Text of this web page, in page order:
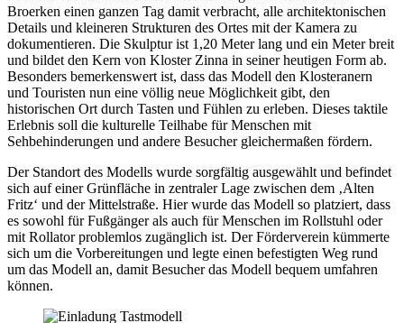
Broerken einen ganzen Tag damit verbracht, alle architektonischen
Details und kleineren Strukturen des Ortes mit der Kamera zu
dokumentieren. Die Skulptur ist 1,20 Meter lang und ein Meter breit
und bildet den Kern von Kloster Zinna in seiner heutigen Form ab.
Besonders bemerkenswert ist, dass das Modell den Klosteranern
und Touristen nun eine völlig neue Möglichkeit gibt, den
historischen Ort durch Tasten und Fühlen zu erleben. Dieses taktile
Erlebnis soll die kulturelle Teilhabe für Menschen mit
Sehbehinderungen und andere Besucher gleichermaßen fördern.
Der Standort des Modells wurde sorgfältig ausgewählt und befindet
sich auf einer Grünfläche in zentraler Lage zwischen dem ‚Alten
Fritz‘ und der Mittelstraße. Hier wurde das Modell so platziert, dass
es sowohl für Fußgänger als auch für Menschen im Rollstuhl oder
mit Rollator problemlos zugänglich ist. Der Förderverein kümmerte
sich um die Vorbereitungen und legte einen befestigten Weg rund
um das Modell an, damit Besucher das Modell bequem umfahren
können.